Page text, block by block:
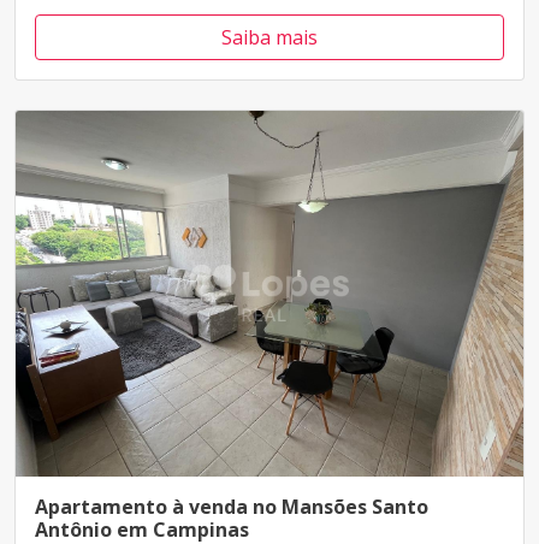
Saiba mais
Apartamento à venda no Mansões Santo
Antônio em Campinas